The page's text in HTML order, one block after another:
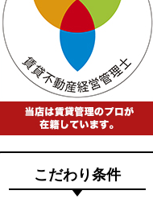
こだわり条件